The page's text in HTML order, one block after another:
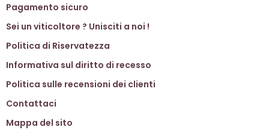
Pagamento sicuro
Sei un viticoltore ? Unisciti a noi !
Politica di Riservatezza
Informativa sul diritto di recesso
Politica sulle recensioni dei clienti
Contattaci
Mappa del sito